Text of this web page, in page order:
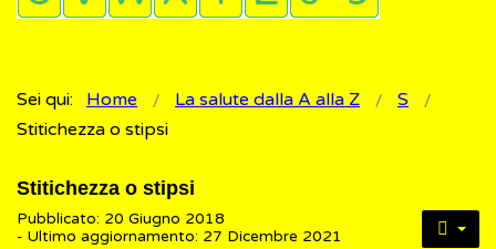
Sei qui: Home La salute dalla A alla Z
S
Stitichezza o stipsi
Stitichezza o stipsi
Pubblicato: 20 Giugno 2018
- Ultimo aggiornamento: 27 Dicembre 2021